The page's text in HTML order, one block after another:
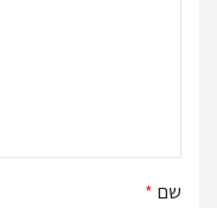
שם *